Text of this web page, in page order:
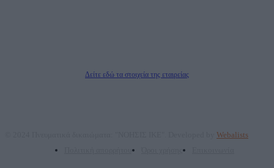
Δείτε εδώ τα στοιχεία της εταιρείας
Webalists